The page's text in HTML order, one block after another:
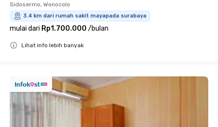
Sidosermo, Wonocolo
3.4 km dari rumah sakit mayapada surabaya
mulai dari Rp1.700.000 /bulan
Lihat info lebih banyak